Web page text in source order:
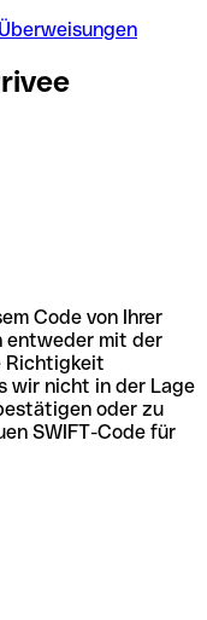
Code von Ihrer
entweder mit der
Richtigkeit
wir nicht in der Lage
oder zu
SWIFT-Code für